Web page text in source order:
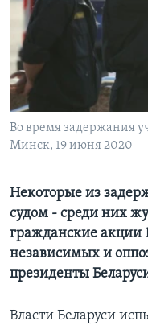
Learning English
СОЦИАЛЬНЫЕ СЕТИ
Языки
Во время задержания
Минск, 19 июня 2020
Некоторые из
судом - среди них
гражданские акции
независимых и
президенты
Власти Беларуси